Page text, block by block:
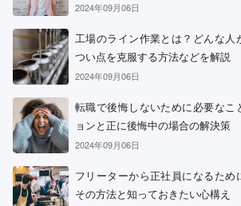
2024年09月06日
工場のライン作業とは？どんな人
つい点を克服する方法などを解説
2024年09月06日
転職で後悔しないために必要なこ
ョンと正に後悔中の場合の解決策
2024年09月06日
フリーターから正社員になるため
その方法と知っておきたい心構え